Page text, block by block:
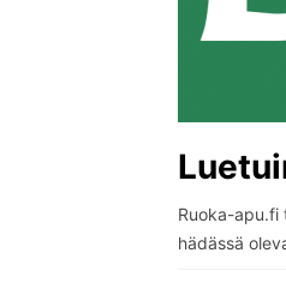
Ruoka-apu.fi
hädässä